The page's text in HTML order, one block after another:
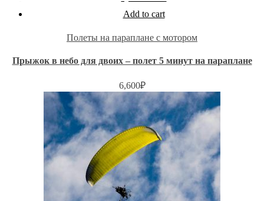
Add to cart
Полеты на параплане с мотором
Прыжок в небо для двоих – полет 5 минут на параплане
6,600₽